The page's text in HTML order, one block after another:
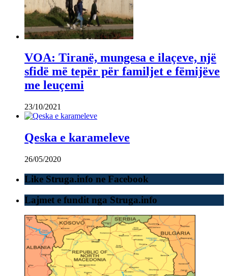
VOA: Tiranë, mungesa e ilaçeve, një
sfidë më tepër për familjet e fëmijëve
me leuçemi
23/10/2021
Qeska e karameleve
26/05/2020
Like Struga.info ne Facebook
Lajmet e fundit nga Struga.info